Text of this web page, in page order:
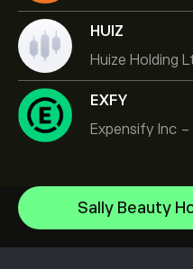
HUIZ
Huize Holding
EXFY
Expensify Inc -
Sally Beauty
NVIDIA Corporation
Hilfezentrum